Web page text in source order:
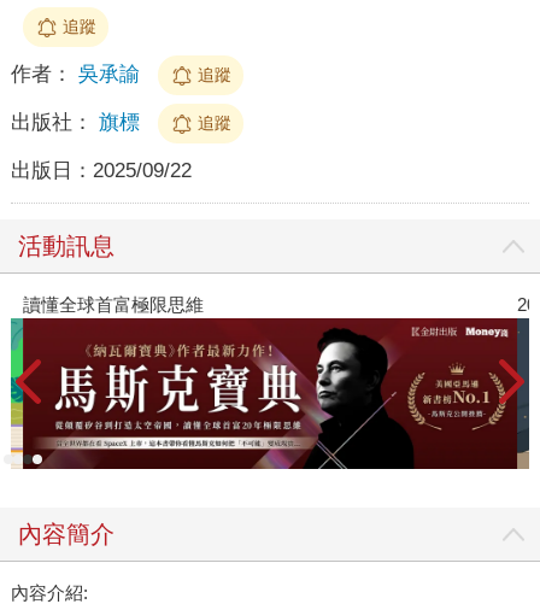
追蹤
作者： 吳承諭 追蹤
出版社： 旗標 追蹤
出版日： 2025/09/22
活動訊息
讀懂全球首富極限思維
內容簡介
內容介紹: